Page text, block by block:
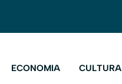
ECONOMIA CULTURA